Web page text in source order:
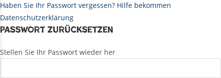
Haben Sie Ihr Passwort vergessen? Hilfe bekommen
Datenschutzerklärung
Passwort zurücksetzen
Stellen Sie Ihr Passwort wieder her